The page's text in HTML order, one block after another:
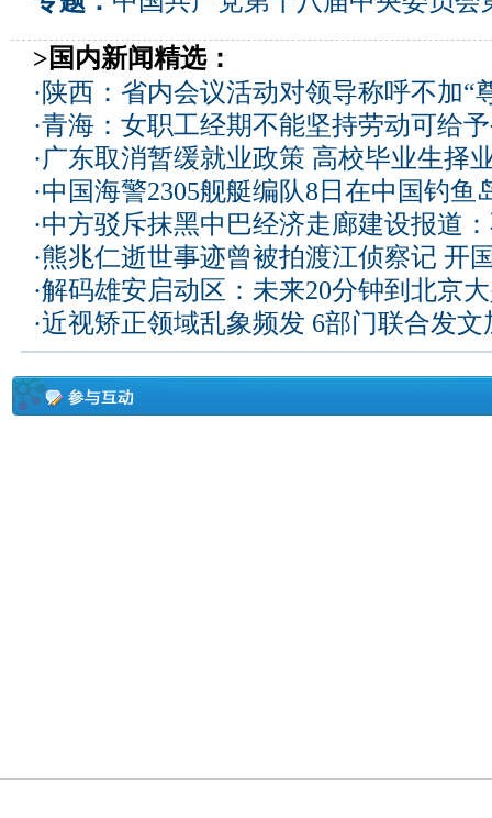
>国内新闻精选：
· 陕西：省内会议活动对领导称呼不加“
·青海：女职工经期不能坚持劳动可给
·广东取消暂缓就业政策 高校毕业生择
·中国海警2305舰艇编队8日在中国钓鱼
·中方驳斥抹黑中巴经济走廊建设报道
·熊兆仁逝世事迹曾被拍渡江侦察记 开
·解码雄安启动区：未来20分钟到北京
·近视矫正领域乱象频发 6部门联合发文